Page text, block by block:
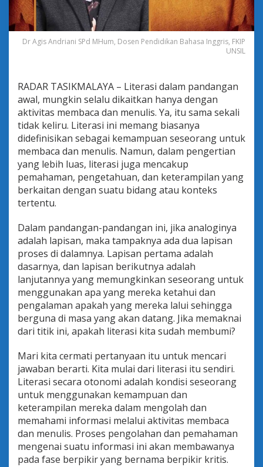
i
d
B
i
k
i
r
K
r
i
t
i
d
a
m
P
e
n
d
i
d
k
a
Dr Agis Andriani SPd MHum, Dosen Pendidikan Bahasa Inggris, FKIP
UNSIL
RADAR TASIKMALAYA – Literasi dalam pandangan
awal, mungkin selalu dikaitkan hanya dengan
aktivitas membaca dan menulis. Ya, itu sama sekali
tidak keliru. Literasi ini memang biasanya
didefinisikan sebagai kemampuan seseorang untuk
membaca dan menulis. Namun, dalam pengertian
yang lebih luas, literasi juga mencakup
pemahaman, pengetahuan, dan keterampilan yang
berkaitan dengan suatu bidang atau konteks
tertentu.
Dalam pandangan-pandangan ini, jika analoginya
adalah lapisan, maka tampaknya ada dua lapisan
proses di dalamnya. Lapisan pertama adalah
dasarnya, dan lapisan berikutnya adalah
lanjutannya yang memungkinkan seseorang untuk
menggunakan apa yang mereka ketahui dan
pengalaman apakah yang mereka lalui sehingga
berguna di masa yang akan datang. Jika memaknai
dari titik ini, apakah literasi kita sudah membumi?
Mari kita cermati pertanyaan itu untuk mencari
jawaban berarti. Kita mulai dari literasi itu sendiri.
Literasi secara otonomi adalah kondisi seseorang
untuk menggunakan kemampuan dan
keterampilan mereka dalam mengolah dan
memahami informasi melalui aktivitas membaca
dan menulis. Proses pengolahan dan pemahaman
mengenai suatu informasi ini akan membawanya
pada fase berpikir yang bernama berpikir kritis.